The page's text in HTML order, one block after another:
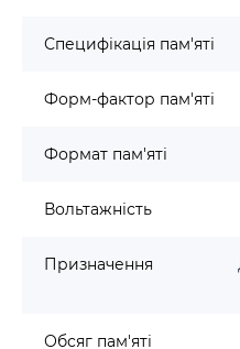
Специфікація пам'яті
Форм-фактор пам'яті
Формат пам'яті
Вольтажність
Призначення
Обсяг пам'яті